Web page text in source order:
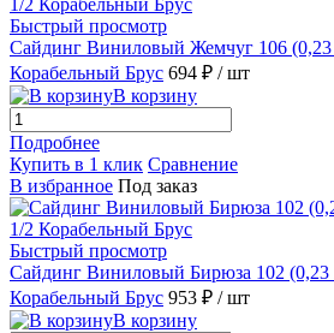
Быстрый просмотр
Сайдинг Виниловый Жемчуг 106
Корабельный Брус 694 ₽ / шт
В корзину
Подробнее
Купить в 1 клик Сравнение
В избранное Под заказ
Быстрый просмотр
Сайдинг Виниловый Бирюза 102
Корабельный Брус 953 ₽ / шт
В корзину